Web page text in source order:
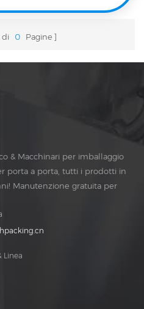
di 0 Pagine
& Macchinari per imballaggio
porta a porta, tutti i prodotti in
Manutenzione gratuita per
Linea